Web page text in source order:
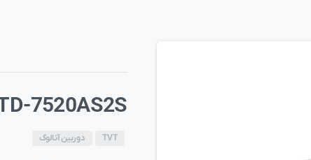
7520AS2S
TVT دوربین آنالوگ